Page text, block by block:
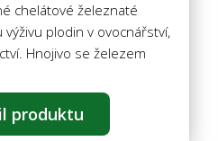
chelátové železnaté
plodin v ovocnářství,
Hnojivo se železem
produktu